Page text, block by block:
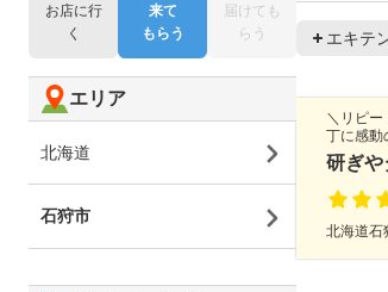
エキテ
＼リピー
丁に感動
研ぎや
北海道石
お店に行
く
来て
もらう
届けても
らう
エリア
北海道
石狩市